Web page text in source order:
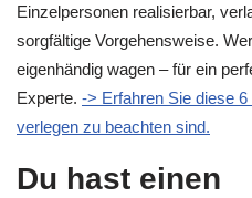
Einzelpersonen realisierbar,
sorgfältige Vorgehensweise.
eigenhändig wagen – für ein
Experte. -> Erfahren Sie diese
verlegen zu beachten sind.
Du hast einen